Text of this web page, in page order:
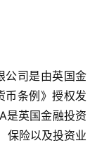
司是由英国金
币条例》授权发
是英国金融投资
保险以及投资业